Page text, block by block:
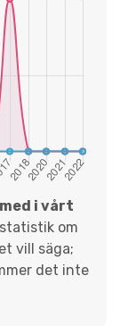
i vårt
om
vill säga;
det inte